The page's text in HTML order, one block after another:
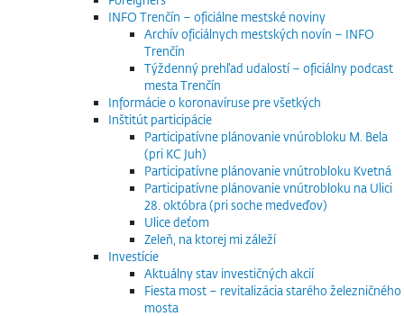
INFO Trenčín – oficiálne mestské noviny
Archív oficiálnych mestských novín – INFO
Trenčín
Týždenný prehľad udalostí – oficiálny podcast
mesta Trenčín
Informácie o koronavíruse pre všetkých
Inštitút participácie
Participatívne plánovanie vnúrobloku M. Bela
(pri KC Juh)
Participatívne plánovanie vnútrobloku Kvetná
Participatívne plánovanie vnútrobloku na Ulici
28. októbra (pri soche medveďov)
Ulice deťom
Zeleň, na ktorej mi záleží
Investície
Aktuálny stav investičných akcií
Fiesta most – revitalizácia starého železničného
mosta